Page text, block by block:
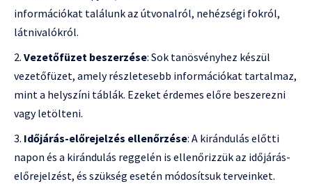
információkat találunk az útvonalról, nehézségi fokról,
látnivalókról.
Vezetőfüzet beszerzése: Sok tanösvényhez készül
vezetőfüzet, amely részletesebb információkat tartalmaz,
mint a helyszíni táblák. Ezeket érdemes előre beszerezni
vagy letölteni.
Időjárás-előrejelzés ellenőrzése: A kirándulás előtti
napon és a kirándulás reggelén is ellenőrizzük az időjárás-
előrejelzést, és szükség esetén módosítsuk terveinket.